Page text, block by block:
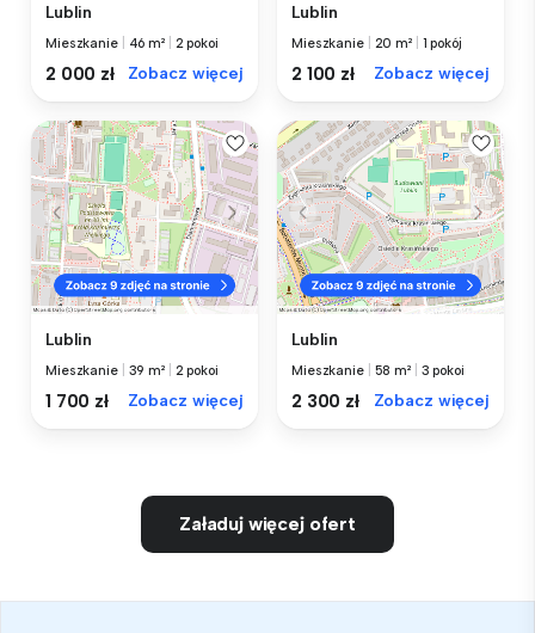
Lublin
Mieszkanie 46 m² 2 pokoi
2 000 zł Zobacz więcej
Lublin
Mieszkanie 20 m² 1 pokój
2 100 zł Zobacz więcej
Lublin
Mieszkanie 39 m² 2 pokoi
1 700 zł Zobacz więcej
Lublin
Mieszkanie 58 m² 3 pokoi
2 300 zł Zobacz więcej
Załaduj więcej ofert